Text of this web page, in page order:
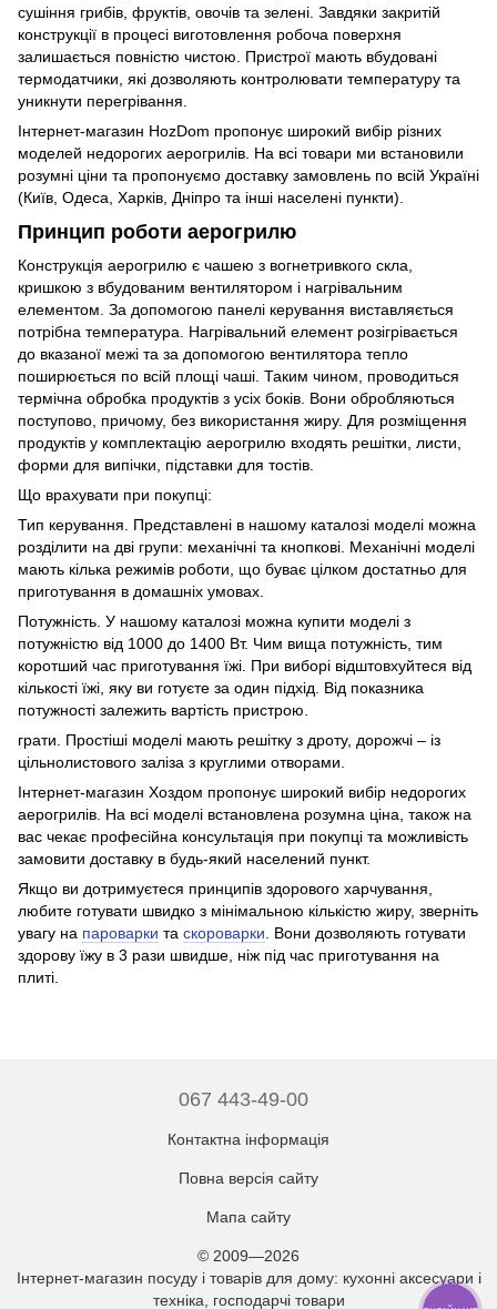
сушіння грибів, фруктів, овочів та зелені. Завдяки закритій
конструкції в процесі виготовлення робоча поверхня
залишається повністю чистою. Пристрої мають вбудовані
термодатчики, які дозволяють контролювати температуру та
уникнути перегрівання.
Інтернет-магазин HozDom пропонує широкий вибір різних
моделей недорогих аерогрилів. На всі товари ми встановили
розумні ціни та пропонуємо доставку замовлень по всій Україні
(Київ, Одеса, Харків, Дніпро та інші населені пункти).
Принцип роботи аерогрилю
Конструкція аерогрилю є чашею з вогнетривкого скла,
кришкою з вбудованим вентилятором і нагрівальним
елементом. За допомогою панелі керування виставляється
потрібна температура. Нагрівальний елемент розігрівається
до вказаної межі та за допомогою вентилятора тепло
поширюється по всій площі чаші. Таким чином, проводиться
термічна обробка продуктів з усіх боків. Вони обробляються
поступово, причому, без використання жиру. Для розміщення
продуктів у комплектацію аерогрилю входять решітки, листи,
форми для випічки, підставки для тостів.
Що врахувати при покупці:
Тип керування. Представлені в нашому каталозі моделі можна
розділити на дві групи: механічні та кнопкові. Механічні моделі
мають кілька режимів роботи, що буває цілком достатньо для
приготування в домашніх умовах.
Потужність. У нашому каталозі можна купити моделі з
потужністю від 1000 до 1400 Вт. Чим вища потужність, тим
коротший час приготування їжі. При виборі відштовхуйтеся від
кількості їжі, яку ви готуєте за один підхід. Від показника
потужності залежить вартість пристрою.
грати. Простіші моделі мають решітку з дроту, дорожчі – із
цільнолистового заліза з круглими отворами.
Інтернет-магазин Хоздом пропонує широкий вибір недорогих
аерогрилів. На всі моделі встановлена ​​розумна ціна, також на
вас чекає професійна консультація при покупці та можливість
замовити доставку в будь-який населений пункт.
Якщо ви дотримуєтеся принципів здорового харчування,
любите готувати швидко з мінімальною кількістю жиру, зверніть
увагу на пароварки та скороварки . Вони дозволяють готувати
здорову їжу в 3 рази швидше, ніж під час приготування на
плиті.
067 443-49-00
Контактна інформація
Повна версія сайту
Мапа сайту
© 2009—2026
Інтернет-магазин посуду і товарів для дому: кухонні аксесуари і
техніка, господарчі товари